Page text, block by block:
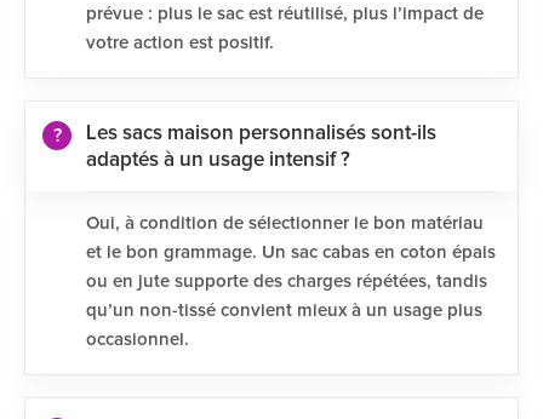
prévue : plus le sac est réutilisé, plus l’impact de
votre action est positif.
Les sacs maison personnalisés sont-ils
adaptés à un usage intensif ?
Oui, à condition de sélectionner le bon matériau
et le bon grammage. Un sac cabas en coton épais
ou en jute supporte des charges répétées, tandis
qu’un non-tissé convient mieux à un usage plus
occasionnel.